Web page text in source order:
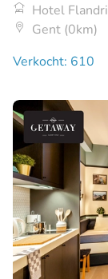
Hotel
Gent (0km)
Verkocht: 610